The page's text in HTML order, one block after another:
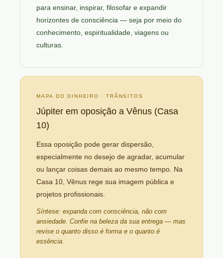
para ensinar, inspirar, filosofar e expandir
horizontes de consciência — seja por meio do
conhecimento, espiritualidade, viagens ou
culturas.
MAPA DO DINHEIRO · TRÂNSITOS
Júpiter em oposição a Vênus (Casa
10)
Essa oposição pode gerar dispersão,
especialmente no desejo de agradar, acumular
ou lançar coisas demais ao mesmo tempo. Na
Casa 10, Vênus rege sua imagem pública e
projetos profissionais.
Síntese: expanda com consciência, não com
ansiedade. Confie na beleza da sua entrega — mas
revise o quanto disso é forma e o quanto é
essência.